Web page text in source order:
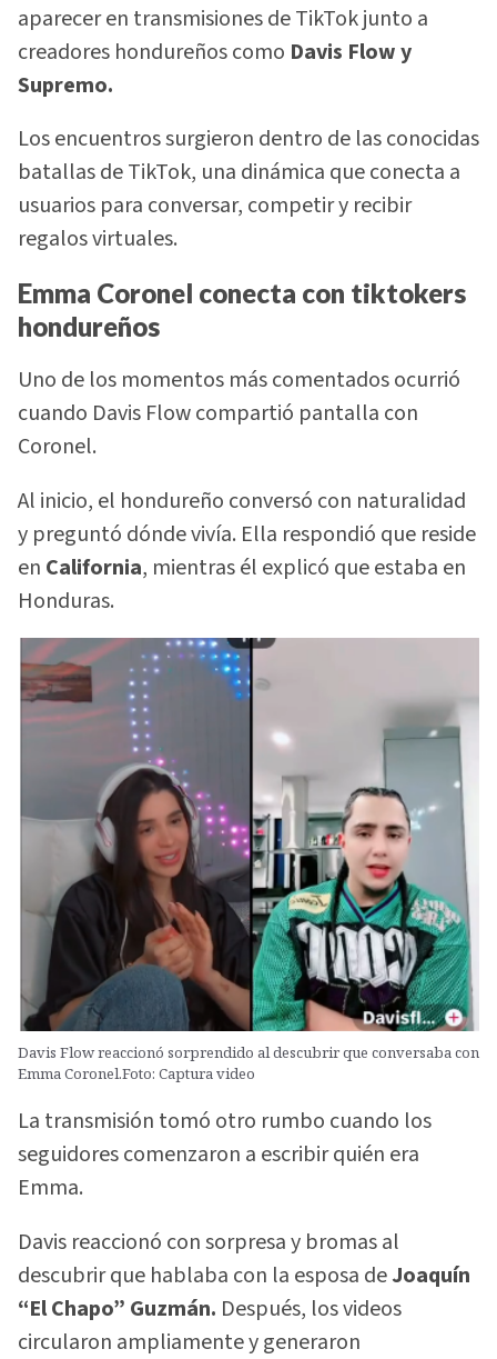
aparecer en transmisiones de TikTok junto a
creadores hondureños como Davis Flow y
Supremo.
Los encuentros surgieron dentro de las conocidas
batallas de TikTok, una dinámica que conecta a
usuarios para conversar, competir y recibir
regalos virtuales.
Emma Coronel conecta con tiktokers
hondureños
Uno de los momentos más comentados ocurrió
cuando Davis Flow compartió pantalla con
Coronel.
Al inicio, el hondureño conversó con naturalidad
y preguntó dónde vivía. Ella respondió que reside
en California, mientras él explicó que estaba en
Honduras.
Davis Flow reaccionó sorprendido al descubrir que conversaba con
Emma Coronel.Foto: Captura video
La transmisión tomó otro rumbo cuando los
seguidores comenzaron a escribir quién era
Emma.
Davis reaccionó con sorpresa y bromas al
descubrir que hablaba con la esposa deJoaquín
“El Chapo” Guzmán. Después, los videos
circularon ampliamente y generaron